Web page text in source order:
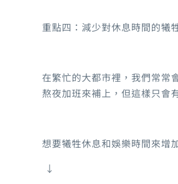
重點四：減少對休息時間的犧
在繁忙的大都市裡，我們常常
熬夜加班來補上，但這樣只會
想要犧牲休息和娛樂時間來增
↓